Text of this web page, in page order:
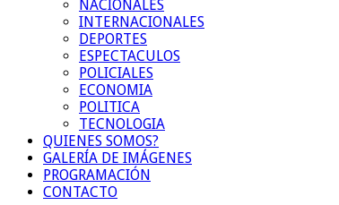
NACIONALES
INTERNACIONALES
DEPORTES
ESPECTACULOS
POLICIALES
ECONOMIA
POLITICA
TECNOLOGIA
QUIENES SOMOS?
GALERÍA DE IMÁGENES
PROGRAMACIÓN
CONTACTO